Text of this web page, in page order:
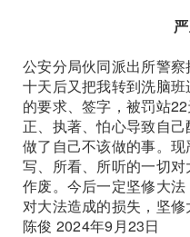
公安分局伙同派出所警
十天后又把我转到洗脑
的要求、签字，被罚站
正、执著、怕心导致自己
做了自己不该做的事。
写、所看、所听的一切
作废。今后一定坚修大
对大法造成的损失，坚修
陈俊 2024年9月23日